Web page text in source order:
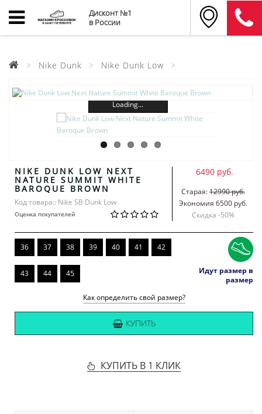
Дисконт №1
в России
Nike Dunk Nike Dunk Low
Loading...
NIKE DUNK LOW NEXT
NATURE SUMMIT WHITE
BAROQUE BROWN
Код товара:: Nike SB Dunk Low
Оценка покупателей
6490 руб.
Старая:12990 руб.
Экономия 6500 руб.
Скидка -50%
36 37 38 39 40 41 42
43 44 45
Идут размер в
размер
Как определить свой размер?
КУПИТЬ
КУПИТЬ В 1 КЛИК